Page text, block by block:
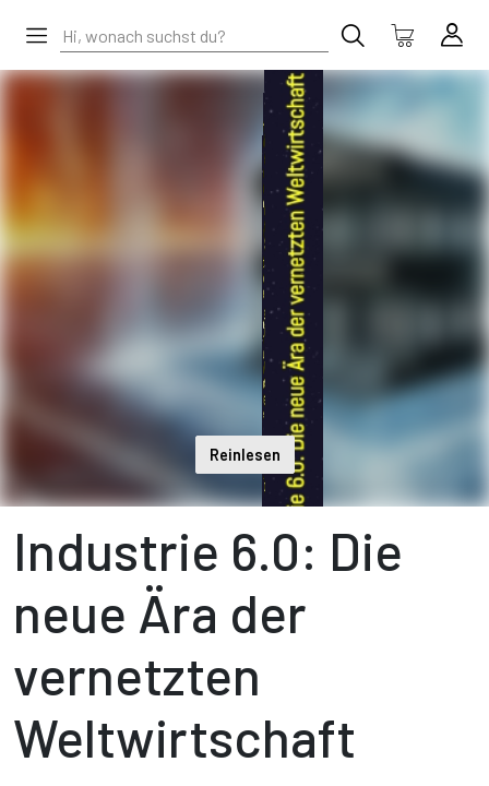
Reinlesen
Industrie 6.0: Die
neue Ära der
vernetzten
Weltwirtschaft